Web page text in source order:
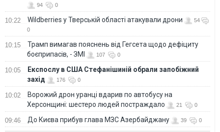
94 0
10:22 Wildberries у Тверській області атакували дрони
54
0
10:15
Трамп вимагав пояснень від Гегсета щодо дефіциту
боєприпасів, - ЗМІ
107 0
10:05
Експослу в США Стефанішиній обрали запобіжний
захід
176 0
10:02
Ворожий дрон уранці вдарив по автобусу на
Херсонщині: шестеро людей постраждало
21 0
09:46 До Києва прибув глава МЗС Азербайджану 39 0